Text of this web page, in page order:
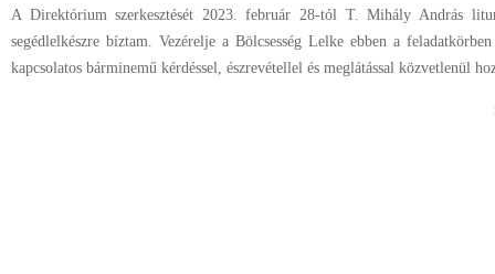
A Direktórium szerkesztését 2023. február 28-tól T. Mihály András
segédlelkészre bíztam. Vezérelje a Bölcsesség Lelke ebben a
kapcsolatos bárminemű kérdéssel, észrevétellel és meglátással közvetlenül